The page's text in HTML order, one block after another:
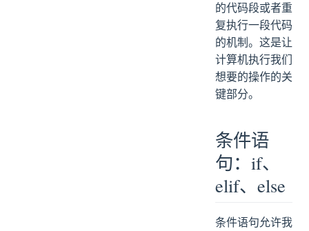
的代码段或者重
复执行一段代码
的机制。这是让
计算机执行我们
想要的操作的关
键部分。
条件语
句：if、
elif、else
条件语句允许我